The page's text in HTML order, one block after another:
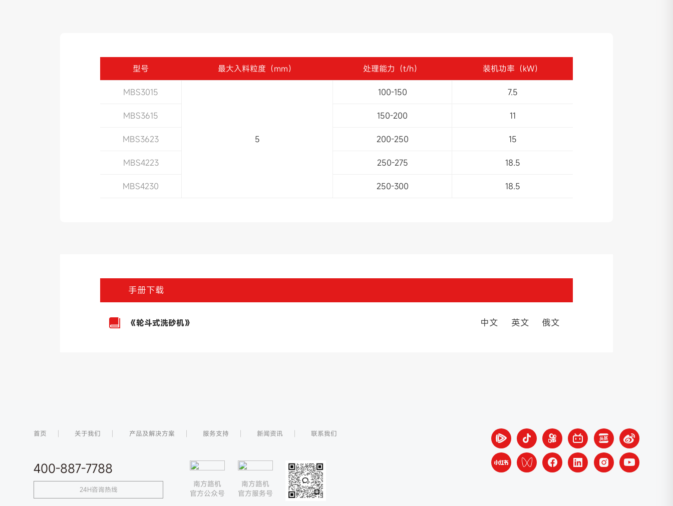
型号 最大入料粒度（mm） 处理能力（t/h） 装机功率（kW）
MBS3015
5
100-150 7.5
MBS3615 150-200 11
MBS3623 200-250 15
MBS4223 250-275 18.5
MBS4230 250-300 18.5
手册下载
《轮斗式洗砂机》 中文 英文 俄文
首页 关于我们 产品及解决方案 服务支持 新闻资讯 联系我们
400-887-7788
24H咨询热线
南方路机
官方公众号
南方路机
官方服务号